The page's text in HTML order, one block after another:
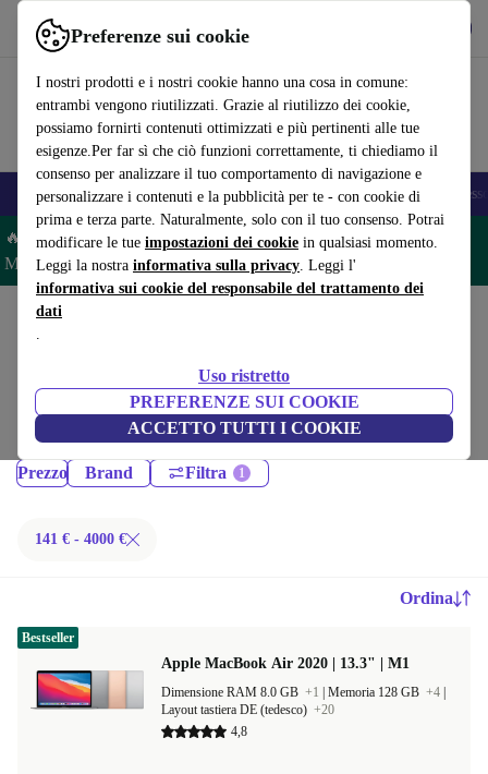
Preferenze sui cookie
I nostri prodotti e i nostri cookie hanno una cosa in comune:
entrambi vengono riutilizzati. Grazie al riutilizzo dei cookie,
possiamo fornirti contenuti ottimizzati e più pertinenti alle tue
esigenze.Per far sì che ciò funzioni correttamente, ti chiediamo il
consenso per analizzare il tuo comportamento di navigazione e
personalizzare i contenuti e la pubblicità per te - con cookie di
prima e terza parte. Naturalmente, solo con il tuo consenso. Potrai
modificare le tue impostazioni dei cookie in qualsiasi momento.
Leggi la nostra informativa sulla privacy. Leggi l'
informativa sui cookie del responsabile del trattamento dei
dati
.
Uso ristretto
PREFERENZE SUI COOKIE
ACCETTO TUTTI I COOKIE
Usa refurbed in modo rapido e semplice
🎒 Back to school Smartphone Portatili Tablet Smartwatch
🔥 Risparmia il 5% IN PIÙ su MacBook e iPad– Codice:
MACPAD5 –Condizioni
Home
Portatili ricondizionati certificati sotto 4000 – risparmia fino al 40%.
Resi entro 30 giorni e garanzia di 12 mesi. Acquista in modo sostenibile
oggi!
Prezzo Brand Filtra
141 € - 4000 €
Ordina
Apple MacBook Air 2020 | 13.3" | M1
Dimensione RAM 8.0 GB +1 Memoria 128 GB +4
Layout tastiera DE (tedesco) +20
4,8
Bestseller